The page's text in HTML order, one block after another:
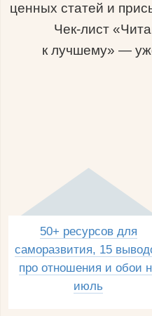
ценных статей и
Чек-лист
к лучшему» —
50+ ресурсов для
саморазвития, 15
про отношения и обои
июль